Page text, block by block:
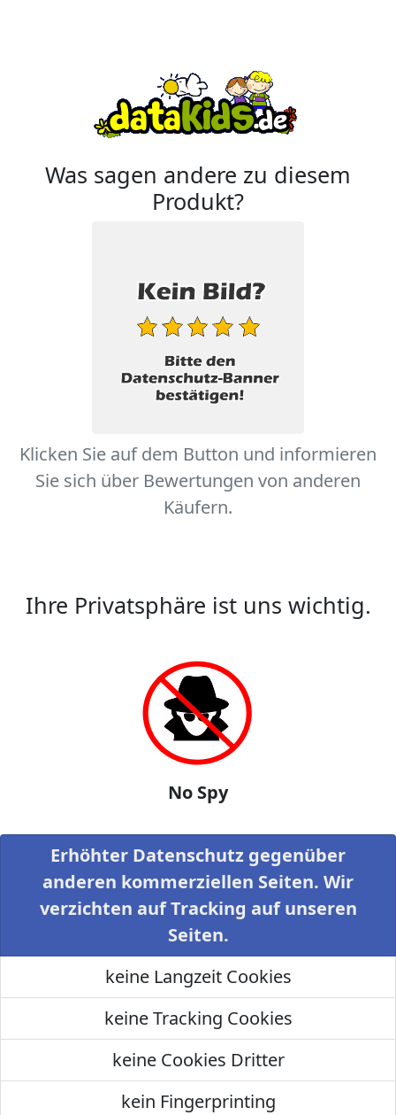
Was sagen andere zu diesem
Produkt?
Klicken Sie auf dem Button und informieren
Sie sich über Bewertungen von anderen
Käufern.
Ihre Privatsphäre ist uns wichtig.
No Spy
Erhöhter Datenschutz gegenüber
anderen kommerziellen Seiten. Wir
verzichten auf Tracking auf unseren
Seiten.
keine Langzeit Cookies
keine Tracking Cookies
keine Cookies Dritter
kein Fingerprinting